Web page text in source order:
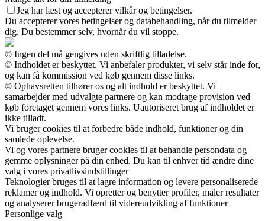
Jeg har læst og accepterer vilkår og betingelser.
Du accepterer vores betingelser og databehandling, når du tilmelder
dig. Du bestemmer selv, hvornår du vil stoppe.
© Ingen del må gengives uden skriftlig tilladelse.
© Indholdet er beskyttet. Vi anbefaler produkter, vi selv står inde for,
og kan få kommission ved køb gennem disse links.
© Ophavsretten tilhører os og alt indhold er beskyttet. Vi
samarbejder med udvalgte partnere og kan modtage provision ved
køb foretaget gennem vores links. Uautoriseret brug af indholdet er
ikke tilladt.
Vi bruger cookies til at forbedre både indhold, funktioner og din
samlede oplevelse.
Vi og vores partnere bruger cookies til at behandle persondata og
gemme oplysninger på din enhed. Du kan til enhver tid ændre dine
valg i vores privatlivsindstillinger
Teknologier bruges til at lagre information og levere personaliserede
reklamer og indhold. Vi opretter og benytter profiler, måler resultater
og analyserer brugeradfærd til videreudvikling af funktioner
Personlige valg